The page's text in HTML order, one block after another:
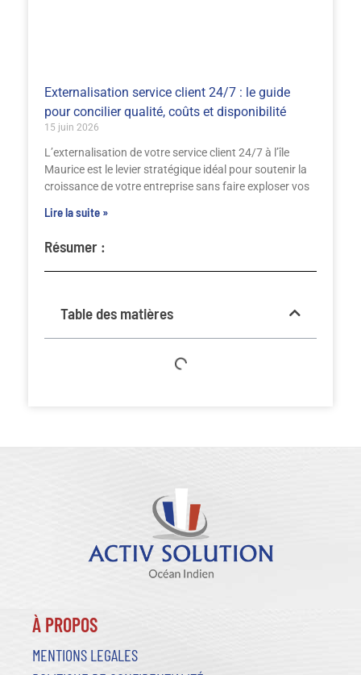
Externalisation service client 24/7 : le guide
pour concilier qualité, coûts et disponibilité
15 juin 2026
L’externalisation de votre service client 24/7 à l’île
Maurice est le levier stratégique idéal pour soutenir la
croissance de votre entreprise sans faire exploser vos
Lire la suite »
Résumer :
Table des matières
À PROPOS
MENTIONS LEGALES